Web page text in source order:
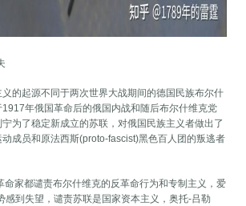
的起源不同于两次世界大战期间的德国民族布尔什
年俄国革命后的俄国内战和随后布尔什维克党
为了稳定新成立的苏联，对俄国民族主义者做出了
成员和原法西斯(proto-fascist)黑色百人团的叛逃者
命家都谴责布尔什维克的反革命行为和专制主义，爱
感到失望，谴责苏联是国家资本主义，奥托-吕勒